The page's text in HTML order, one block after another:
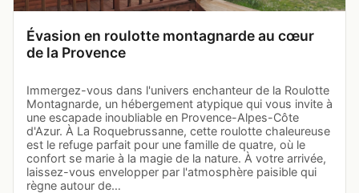
Évasion en roulotte montagnarde au cœur
de la Provence
Immergez-vous dans l'univers enchanteur de la Roulotte
Montagnarde, un hébergement atypique qui vous invite à
une escapade inoubliable en Provence-Alpes-Côte
d'Azur. À La Roquebrussanne, cette roulotte chaleureuse
est le refuge parfait pour une famille de quatre, où le
confort se marie à la magie de la nature. À votre arrivée,
laissez-vous envelopper par l'atmosphère paisible qui
règne autour de…